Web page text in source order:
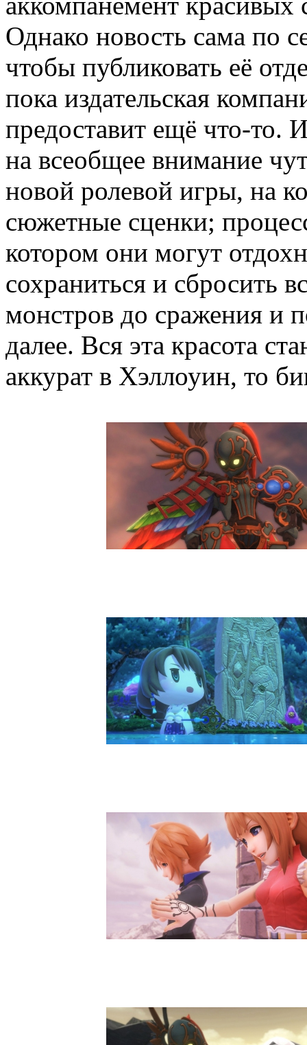
Однако новость сама по
чтобы публиковать её
пока издательская
предоставит ещё что-то.
на всеобщее внимание
новой ролевой игры, на
сюжетные сценки;
котором они могут
сохраниться и
монстров до сражения и
далее. Вся эта красота
аккурат в Хэллоуин, то